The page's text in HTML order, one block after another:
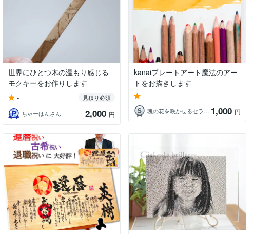
世界にひとつ木の温もり感じる
モクキーをお作りします
-
見積り必須
ちゃーはんさん
2,000 円
kanaiプレートアート魔法のアー
トをお描きします
-
魂の花を咲かせるセラピスト☽ 1,000 円